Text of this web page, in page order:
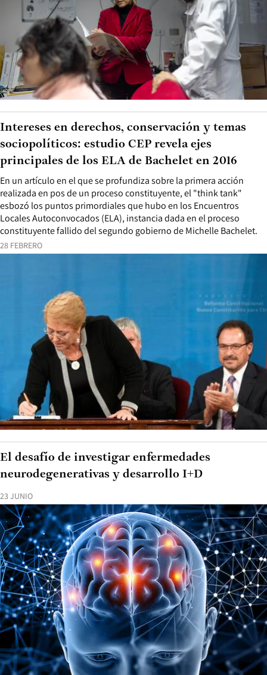
28 FEBRERO
En un artículo en el que se profundiza sobre la primera acción
realizada en pos de un proceso constituyente, el "think tank"
esbozó los puntos primordiales que hubo en los Encuentros
Locales Autoconvocados (ELA), instancia dada en el proceso
constituyente fallido del segundo gobierno de Michelle Bachelet.
Intereses en derechos, conservación y temas
sociopolíticos: estudio CEP revela ejes
principales de los ELA de Bachelet en 2016
23 JUNIO
El desafío de investigar enfermedades
neurodegenerativas y desarrollo I+D